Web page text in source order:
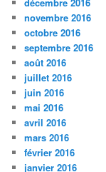
décembre 2016
novembre 2016
octobre 2016
septembre 2016
août 2016
juillet 2016
juin 2016
mai 2016
avril 2016
mars 2016
février 2016
janvier 2016